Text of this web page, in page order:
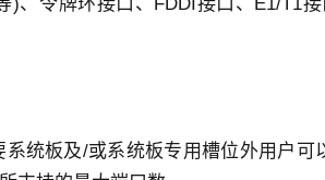
统板及/或系统板专用槽位外用户可